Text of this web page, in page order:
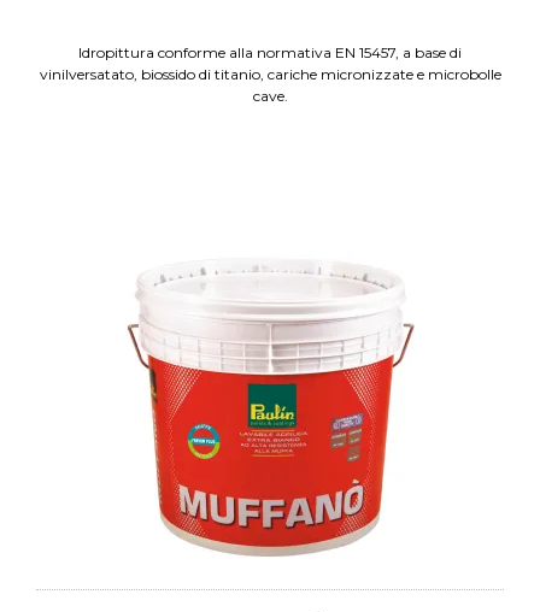
Idropittura conforme alla normativa EN 15457, a base di
vinilversatato, biossido di titanio, cariche micronizzate e microbolle
cave.